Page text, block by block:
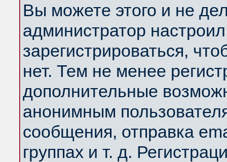
Вы можете этого и не
администратор
зарегистрироваться,
нет. Тем не менее
дополнительные
анонимным
сообщения, отправка
группах и т. д.